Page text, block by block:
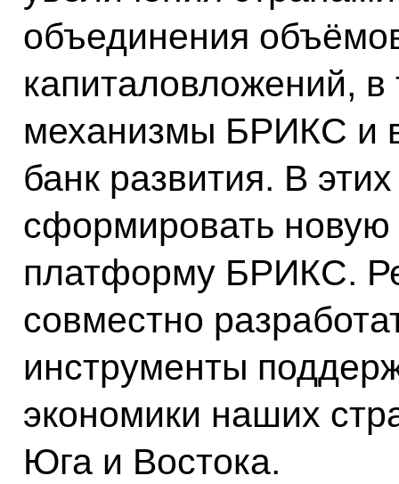
объединения
капиталовложений, в
механизмы БРИКС и
банк развития. В
сформировать
платформу БРИКС.
совместно
инструменты
экономики наших
Юга и Востока.